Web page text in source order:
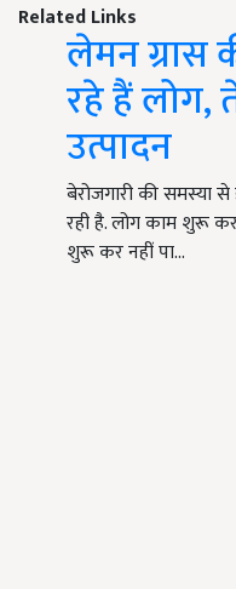
Related Links
लेमन ग्रास
रहे हैं लोग,
उत्पादन
बेरोजगारी की
रही है. लोग काम शुरू
शुरू कर नहीं पा…